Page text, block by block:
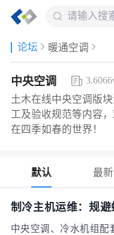
论坛 暖通空调
中央空调
土木在线中央空调版
工及验收规范等内容
在四季如春的世界！
默认 最新
制冷主机运维：规
中央空调、冷水机组配